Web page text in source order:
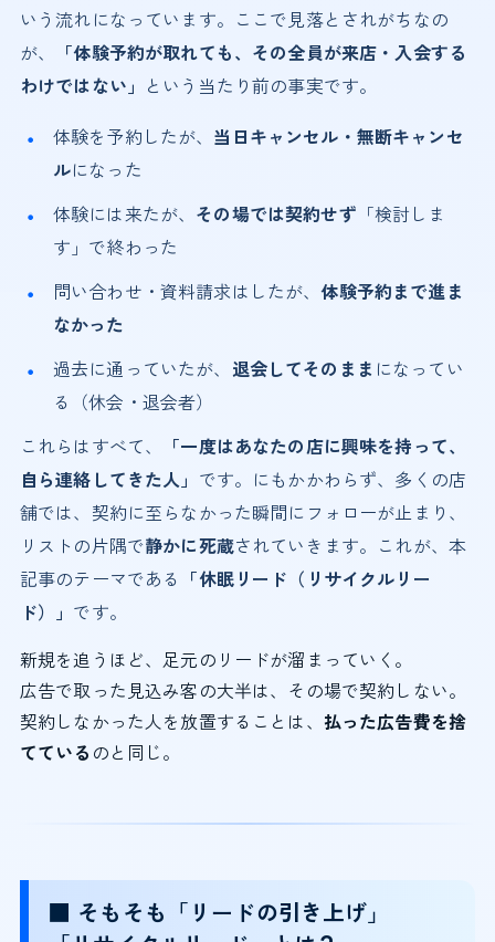
いう流れになっています。ここで見落とされがちなの
が、
「体験予約が取れても、その全員が来店・入会する
わけではない」 という当たり前の事実です。
体験を予約したが、 当日キャンセル・無断キャンセ
ルになった
体験には来たが、 その場では契約せず 「検討しま
す」で終わった
問い合わせ・資料請求はしたが、体験予約まで進ま
なかった
過去に通っていたが、 退会してそのまま になってい
る（休会・退会者）
これらはすべて、
「一度はあなたの店に興味を持って、
自ら連絡してきた人」 です。にもかかわらず、多くの店
舗では、契約に至らなかった瞬間にフォローが止まり、
リストの片隅で静かに死蔵されていきます。これが、本
記事のテーマである 「休眠リード（リサイクルリー
ド）」 です。
新規を追うほど、足元のリードが溜まっていく。
広告で取った見込み客の大半は、その場で契約しない。
契約しなかった人を放置することは、 払った広告費を捨
てている のと同じ。
■ そもそも「リードの引き上げ」